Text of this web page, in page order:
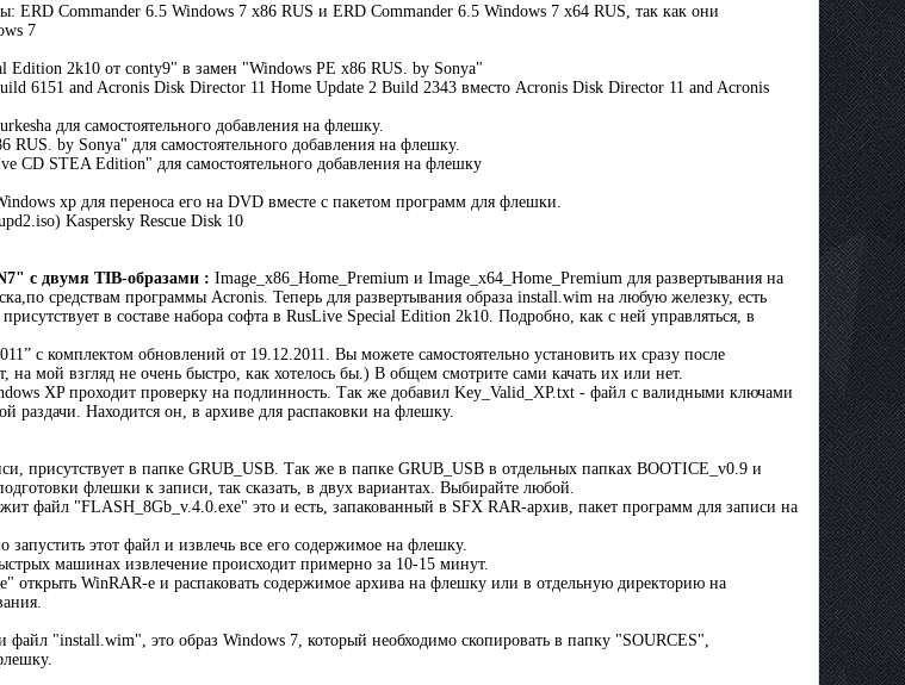
ERD Commander 6.5 Windows 7 x86 RUS и ERD Commander 6.5 Windows 7 x64 RUS, так как они
7
Edition 2k10 от conty9" в замен "Windows PE x86 RUS. by Sonya"
6151 and Acronis Disk Director 11 Home Update 2 Build 2343 вместо Acronis Disk Director 11 and Acronis
для самостоятельного добавления на флешку.
RUS. by Sonya" для самостоятельного добавления на флешку.
CD STEA Edition" для самостоятельного добавления на флешку
xp для переноса его на DVD вместе с пакетом программ для флешки.
Kaspersky Rescue Disk 10
с двумя TIB-образами : Image_x86_Home_Premium и Image_x64_Home_Premium для развертывания на
средствам программы Acronis. Теперь для развертывания образа install.wim на любую железку, есть
в составе набора софта в RusLive Special Edition 2k10. Подробно, как с ней управляться, в
с комплектом обновлений от 19.12.2011. Вы можете самостоятельно установить их сразу после
на мой взгляд не очень быстро, как хотелось бы.) В общем смотрите сами качать их или нет.
XP проходит проверку на подлинность. Так же добавил Key_Valid_XP.txt - файл с валидными ключами
раздачи. Находится он, в архиве для распаковки на флешку.
присутствует в папке GRUB_USB. Так же в папке GRUB_USB в отдельных папках BOOTICE_v0.9 и
флешки к записи, так сказать, в двух вариантах. Выбирайте любой.
файл "FLASH_8Gb_v.4.0.exe" это и есть, запакованный в SFX RAR-архив, пакет программ для записи на
этот файл и извлечь все его содержимое на флешку.
машинах извлечение происходит примерно за 10-15 минут.
WinRAR-е и распаковать содержимое архива на флешку или в отдельную директорию на
"install.wim", это образ Windows 7, который необходимо скопировать в папку "SOURCES",